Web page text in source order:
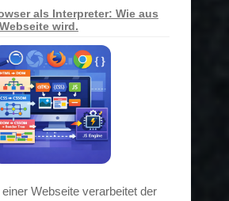
als Interpreter: Wie aus
wird.
Webseite verarbeitet der